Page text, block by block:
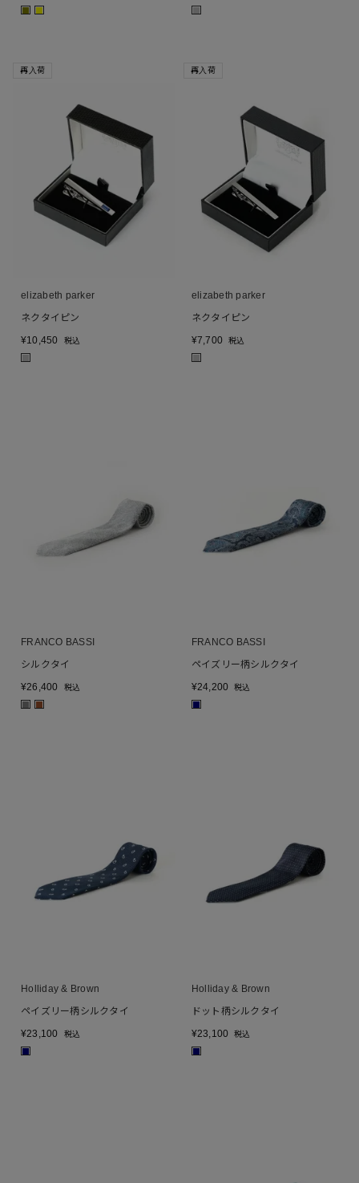
再入荷
elizabeth parker
ネクタイピン
¥10,450 税込
■
再入荷
elizabeth parker
ネクタイピン
¥7,700 税込
■
FRANCO BASSI
シルクタイ
¥26,400 税込
■ ■
FRANCO BASSI
ペイズリー柄シルクタイ
¥24,200 税込
■
Holliday & Brown
ペイズリー柄シルクタイ
¥23,100 税込
Holliday & Brown
ドット柄シルクタイ
¥23,100 税込